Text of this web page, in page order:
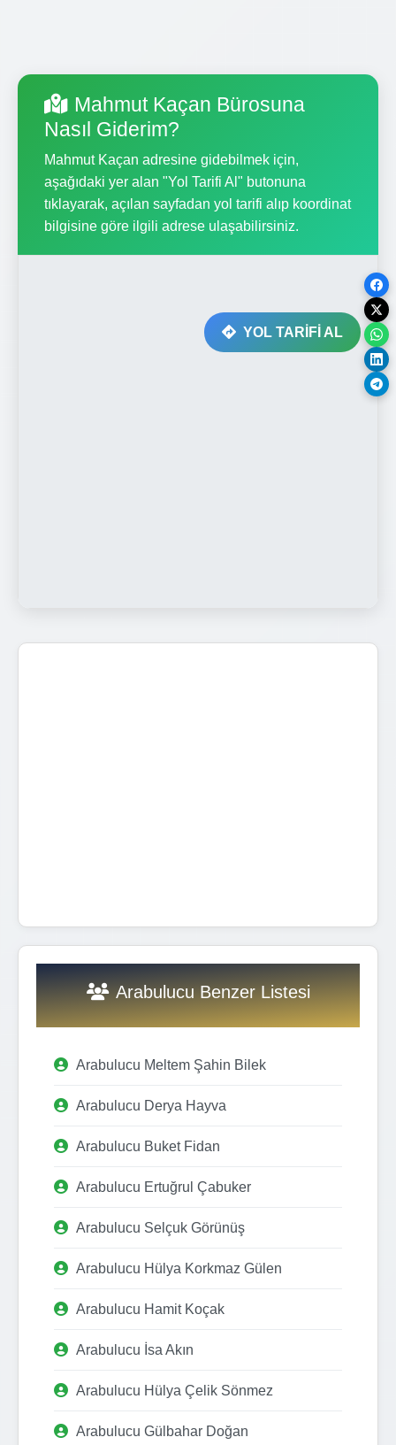
Mahmut Kaçan Bürosuna
Nasıl Giderim?
Mahmut Kaçan adresine gidebilmek için,
aşağıdaki yer alan "Yol Tarifi Al" butonuna
tıklayarak, açılan sayfadan yol tarifi alıp koordinat
bilgisine göre ilgili adrese ulaşabilirsiniz.
YOL TARİFİ AL
Arabulucu Benzer Listesi
Arabulucu Meltem Şahin Bilek
Arabulucu Derya Hayva
Arabulucu Buket Fidan
Arabulucu Ertuğrul Çabuker
Arabulucu Selçuk Görünüş
Arabulucu Hülya Korkmaz Gülen
Arabulucu Hamit Koçak
Arabulucu İsa Akın
Arabulucu Hülya Çelik Sönmez
Arabulucu Gülbahar Doğan